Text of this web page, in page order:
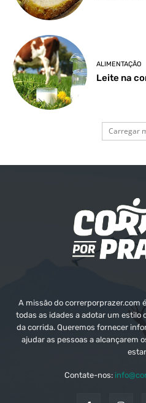
ALIMENTAÇÃO
Leite na
Carregar
A missão do correrporprazer.com
todas as idades a adotar um estilo
da corrida. Queremos fornecer
ajudar as pessoas a alcançarem
Contate-nos: